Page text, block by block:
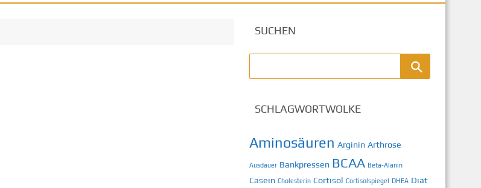
SUCHEN
SCHLAGWORTWOLKE
Aminosäuren Arginin Arthrose
Ausdauer Bankpressen BCAA Beta-Alanin
Casein Cholesterin Cortisol Cortisolspiegel DHEA Diät